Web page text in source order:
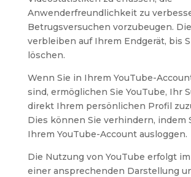
Anwenderfreundlichkeit zu
Betrugsversuchen vorzubeugen.
verbleiben auf Ihrem Endgerät, bis
löschen.
Wenn Sie in Ihrem YouTube-
sind, ermöglichen Sie YouTube, Ihr
direkt Ihrem persönlichen Profil
Dies können Sie verhindern, indem
Ihrem YouTube-Account ausloggen.
Die Nutzung von YouTube erfolgt
einer ansprechenden Darstellung